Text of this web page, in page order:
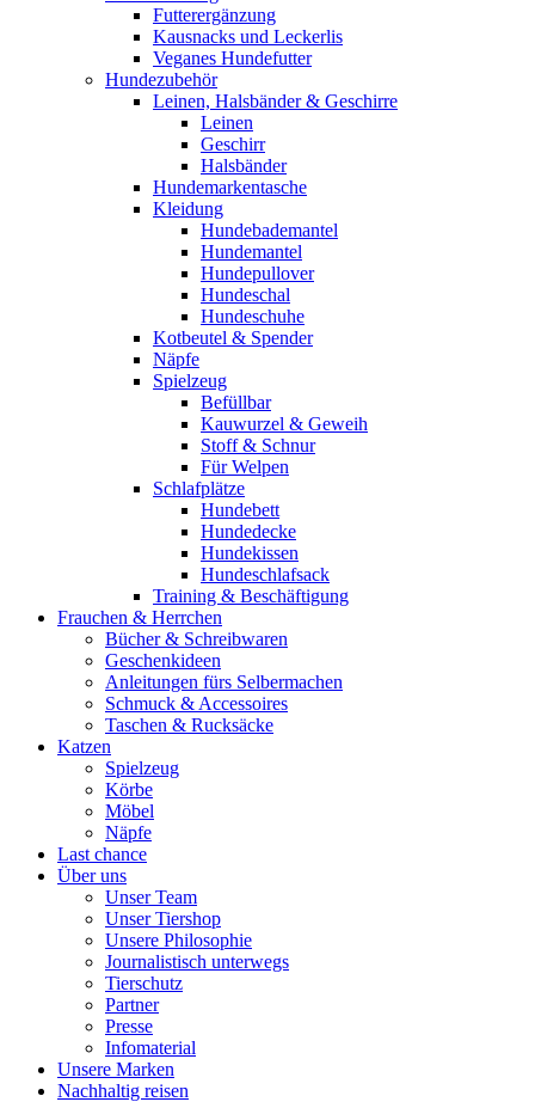
Futterergänzung
Kausnacks und Leckerlis
Veganes Hundefutter
Hundezubehör
Leinen, Halsbänder & Geschirre
Leinen
Geschirr
Halsbänder
Hundemarkentasche
Kleidung
Hundebademantel
Hundemantel
Hundepullover
Hundeschal
Hundeschuhe
Kotbeutel & Spender
Näpfe
Spielzeug
Befüllbar
Kauwurzel & Geweih
Stoff & Schnur
Für Welpen
Schlafplätze
Hundebett
Hundedecke
Hundekissen
Hundeschlafsack
Training & Beschäftigung
Frauchen & Herrchen
Bücher & Schreibwaren
Geschenkideen
Anleitungen fürs Selbermachen
Schmuck & Accessoires
Taschen & Rucksäcke
Katzen
Spielzeug
Körbe
Möbel
Näpfe
Last chance
Über uns
Unser Team
Unser Tiershop
Unsere Philosophie
Journalistisch unterwegs
Tierschutz
Partner
Presse
Infomaterial
Unsere Marken
Nachhaltig reisen